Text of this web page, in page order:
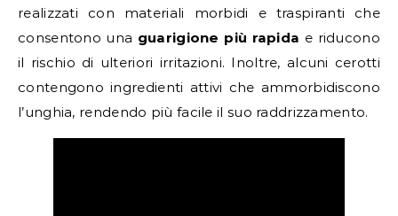
realizzati con materiali morbidi e traspiranti che
consentono una guarigione più rapida e riducono
il rischio di ulteriori irritazioni. Inoltre, alcuni cerotti
contengono ingredienti attivi che ammorbidiscono
l’unghia, rendendo più facile il suo raddrizzamento.